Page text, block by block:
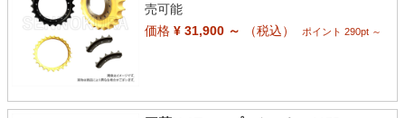
売可能
価格¥ 31,900 ～ （税込） ポイント 290pt ～